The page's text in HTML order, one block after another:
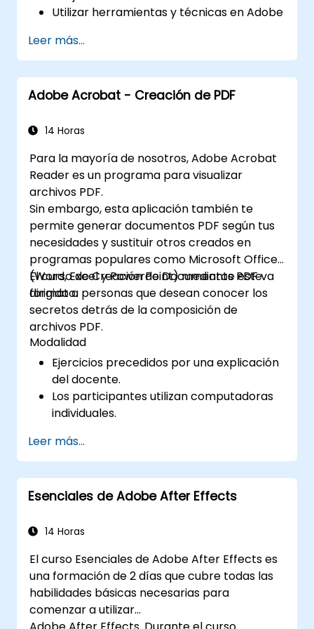
Utilizar herramientas y técnicas en Adobe
movimiento, Adobe Premiere Pro para
edición de video, Adobe Illustrator para
diseño gráfico, Adobe Animate para
animaciones y Adobe Character
Mejorar las capacidades creativas de
desarrollo más rápido y eficiente de
contenido digital de alta calidad.
Leer más...
Adobe Acrobat - Creación de PDF
14 Horas
Para la mayoría de nosotros, Adobe Acrobat
Reader es un programa para visualizar
archivos PDF.
Sin embargo, esta aplicación también te
permite generar documentos PDF según tus
necesidades y sustituir otros creados en
programas populares como Microsoft Office
(Word, Excel y PowerPoint) mediante este
formato.
El curso de Creación de Documentos PDF va
dirigido a personas que desean conocer los
secretos detrás de la composición de
archivos PDF.
Modalidad
Ejercicios precedidos por una explicación
del docente.
Los participantes utilizan computadoras
individuales.
Leer más...
Esenciales de Adobe After Effects
14 Horas
El curso Esenciales de Adobe After Effects es
una formación de 2 días que cubre todas las
habilidades básicas necesarias para
comenzar a utilizar